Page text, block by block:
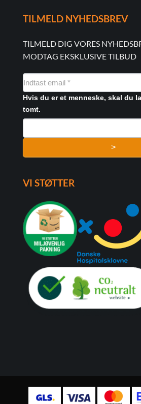
TILMELD NYHEDSBREV
TILMELD DIG VORES
MODTAG EKSKLUSIVE TILBUD
NYHEDSMAIL
FORMULAR
Hvis du er et menneske, skal du
tomt.
>
VI STØTTER